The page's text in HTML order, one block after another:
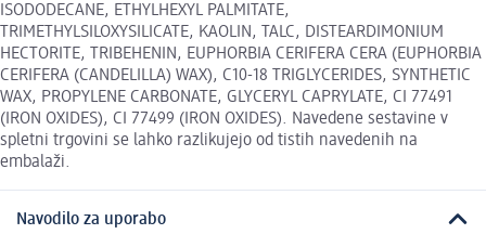
ISODODECANE, ETHYLHEXYL PALMITATE,
TRIMETHYLSILOXYSILICATE, KAOLIN, TALC, DISTEARDIMONIUM
HECTORITE, TRIBEHENIN, EUPHORBIA CERIFERA CERA (EUPHORBIA
CERIFERA (CANDELILLA) WAX), C10-18 TRIGLYCERIDES, SYNTHETIC
WAX, PROPYLENE CARBONATE, GLYCERYL CAPRYLATE, CI 77491
(IRON OXIDES), CI 77499 (IRON OXIDES). Navedene sestavine v
spletni trgovini se lahko razlikujejo od tistih navedenih na
embalaži.
Navodilo za uporabo